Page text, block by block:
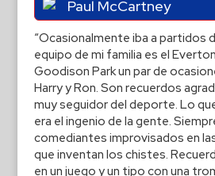
Paul McCartney
“Ocasionalmente iba a partidos
equipo de mi familia es el
Goodison Park un par de
Harry y Ron. Son recuerdos
muy seguidor del deporte. Lo
era el ingenio de la gente.
comediantes improvisados en
que inventan los chistes.
en un juego y un tipo con una